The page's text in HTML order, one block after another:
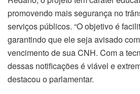
promovendo mais segurança no
serviços públicos. “O objetivo é
garantindo que ele seja avisado
vencimento de sua CNH. Com a
dessas notificações é viável e
destacou o parlamentar.